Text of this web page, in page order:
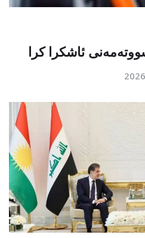
ئاشکرا کرا